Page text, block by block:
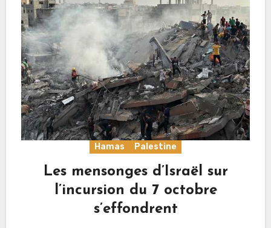
Hamas Palestine
Les mensonges d’Israël sur
l’incursion du 7 octobre
s’effondrent